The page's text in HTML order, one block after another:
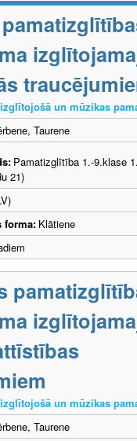
un mūzikas
Taurene
Pamatizglītība 1.-9.klase
21)
forma: Klātiene
un mūzikas
Taurene